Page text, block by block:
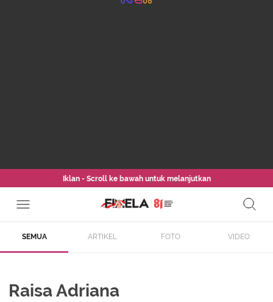
Iklan - Scroll ke bawah untuk melanjutkan
SEMUA ARTIKEL FOTO VIDEO
Raisa Adriana